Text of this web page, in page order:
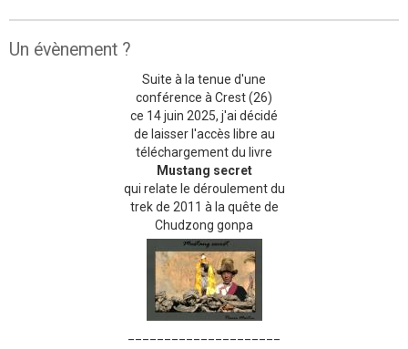
Un évènement ?
Suite à la tenue d'une
conférence à Crest (26)
ce 14 juin 2025, j'ai décidé
de laisser l'accès libre au
téléchargement du livre
Mustang secret
qui relate le déroulement du
trek de 2011 à la quête de
Chudzong gonpa